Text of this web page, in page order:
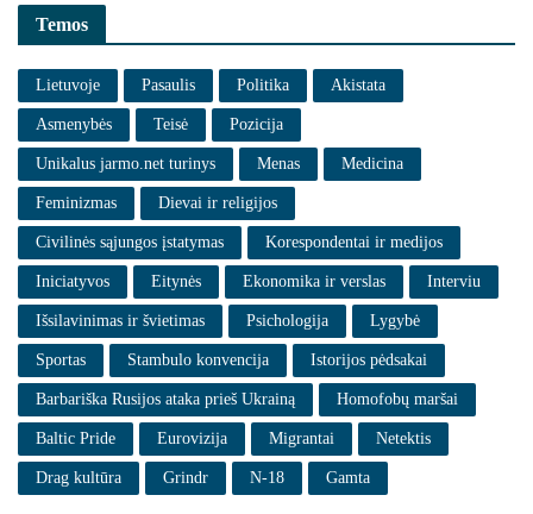
Temos
Lietuvoje Pasaulis Politika Akistata
Asmenybės Teisė Pozicija
Unikalus jarmo.net turinys Menas Medicina
Feminizmas Dievai ir religijos
Civilinės sąjungos įstatymas Korespondentai ir medijos
Iniciatyvos Eitynės Ekonomika ir verslas Interviu
Išsilavinimas ir švietimas Psichologija Lygybė
Sportas Stambulo konvencija Istorijos pėdsakai
Barbariška Rusijos ataka prieš Ukrainą Homofobų maršai
Baltic Pride Eurovizija Migrantai Netektis
Drag kultūra Grindr N-18 Gamta